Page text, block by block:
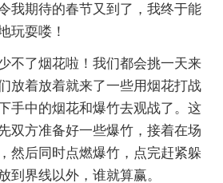
我期待的春节又到了，我终于能
玩耍喽！
不了烟花啦！我们都会挑一天来
放着放着就来了一些用烟花打战
手中的烟花和爆竹去观战了。这
双方准备好一些爆竹，接着在场
然后同时点燃爆竹，点完赶紧躲
到界线以外，谁就算赢。